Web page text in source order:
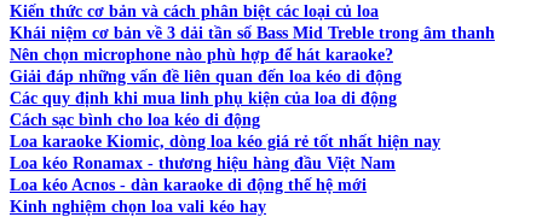
Kiến thức cơ bản và cách phân biệt các loại củ loa
Khái niệm cơ bản về 3 dải tần số Bass Mid Treble trong âm thanh
Nên chọn microphone nào phù hợp để hát karaoke?
Giải đáp những vấn đề liên quan đến loa kéo di động
Các quy định khi mua linh phụ kiện của loa di động
Cách sạc bình cho loa kéo di động
Loa karaoke Kiomic, dòng loa kéo giá rẻ tốt nhất hiện nay
Loa kéo Ronamax - thương hiệu hàng đầu Việt Nam
Loa kéo Acnos - dàn karaoke di động thế hệ mới
Kinh nghiệm chọn loa vali kéo hay